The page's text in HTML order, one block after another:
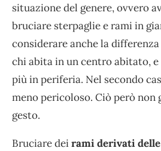
situazione del genere, ovvero
bruciare sterpaglie e rami in
considerare anche la
chi abita in un centro abitato,
più in periferia. Nel secondo
meno pericoloso. Ciò però
gesto.
Bruciare deirami derivati